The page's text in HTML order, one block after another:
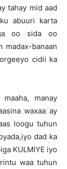
tahay mid aad
abuuri karta
oo sida oo
madax-banaan
cidii ka
manay
waxaa ay
loogu tuhun
dad ka
KULMIYE iyo
waa tuhun